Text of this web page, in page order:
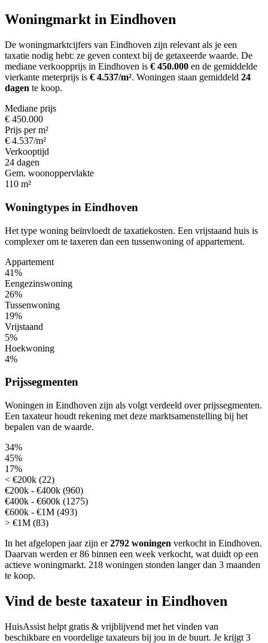
Woningmarkt in Eindhoven
De woningmarktcijfers van Eindhoven zijn relevant als je een
taxatie nodig hebt: ze geven context bij de getaxeerde waarde. De
mediane verkoopprijs in Eindhoven is € 450.000 en de gemiddelde
vierkante meterprijs is € 4.537/m². Woningen staan gemiddeld 24
dagen te koop.
Mediane prijs
€ 450.000
Prijs per m²
€ 4.537/m²
Verkooptijd
24 dagen
Gem. woonoppervlakte
110 m²
Woningtypes in Eindhoven
Het type woning beïnvloedt de taxatiekosten. Een vrijstaand huis is
complexer om te taxeren dan een tussenwoning of appartement.
Appartement
41%
Eengezinswoning
26%
Tussenwoning
19%
Vrijstaand
5%
Hoekwoning
4%
Prijssegmenten
Woningen in Eindhoven zijn als volgt verdeeld over prijssegmenten.
Een taxateur houdt rekening met deze marktsamenstelling bij het
bepalen van de waarde.
34%
45%
17%
< €200k (22)
€200k - €400k (960)
€400k - €600k (1275)
€600k - €1M (493)
> €1M (83)
In het afgelopen jaar zijn er2792 woningen verkocht in Eindhoven.
Daarvan werden er 86 binnen een week verkocht, wat duidt op een
actieve woningmarkt. 218 woningen stonden langer dan 3 maanden
te koop.
Vind de beste taxateur in Eindhoven
HuisAssist helpt gratis & vrijblijvend met het vinden van
beschikbare en voordelige taxateurs bij jou in de buurt. Je krijgt 3